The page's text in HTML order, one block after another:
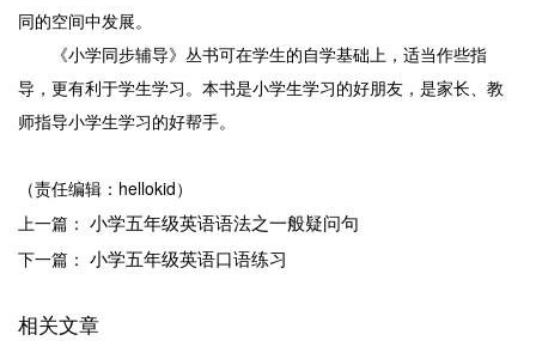
同的空间中发展。
《小学同步辅导》丛书可在学生的自学基础上，适当作些指
导，更有利于学生学习。本书是小学生学习的好朋友，是家长、教
师指导小学生学习的好帮手。
（责任编辑：hellokid）
上一篇： 小学五年级英语语法之一般疑问句
下一篇： 小学五年级英语口语练习
相关文章